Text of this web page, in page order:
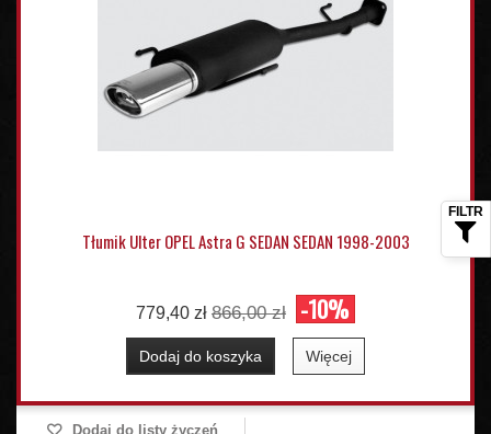
Tłumik Ulter OPEL Astra G SEDAN SEDAN 1998-2003
779,40 zł 866,00 zł -10%
Dodaj do koszyka Więcej
Dodaj do listy życzeń